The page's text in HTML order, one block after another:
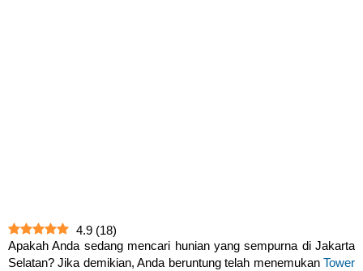
4.9 (18)
Apakah Anda sedang mencari hunian yang sempurna di Jakarta
Selatan? Jika demikian, Anda beruntung telah menemukan Tower